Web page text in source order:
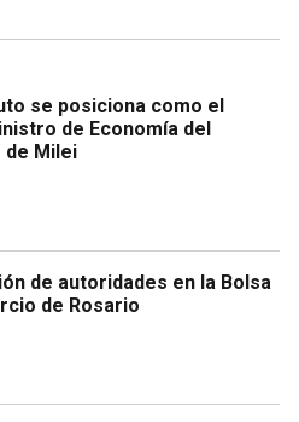
se posiciona como el
de Economía del
de Milei
de autoridades en la Bolsa
de Rosario